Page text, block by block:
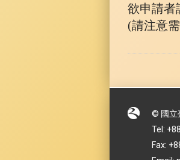
欲申請者
(請注意
© 國立
Tel:
Fax: